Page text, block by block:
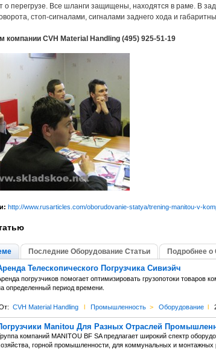
о перегрузе. Все шланги защищены, находятся в раме. В
стоп-сигналами, сигналами заднего хода и
компании CVH Material Handling (495) 925-51-19
http://www.rusarticles.com/oborudovanie-statya/trening-manitou-v-
Последние Оборудование Статьи Подробнее о
Телескопического Погрузчика Сивиэйч
погрузчиков помогает оптимизировать грузопотоки товаров
определенный период времени.
CVH Material Handling l Промышленность > Оборудование l
Manitou Для Разных Отраслей
компаний MANITOU BF SA предлагает широкий спектр
горной промышленности, для коммунальных и монтажных